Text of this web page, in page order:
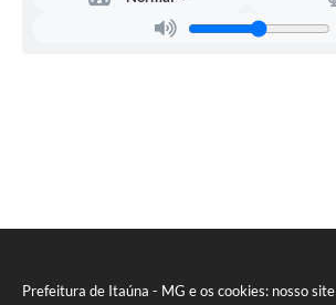
Prefeitura de Itaúna - MG e os cookies: nosso site